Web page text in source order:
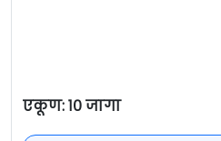
एकूण: १० जागा